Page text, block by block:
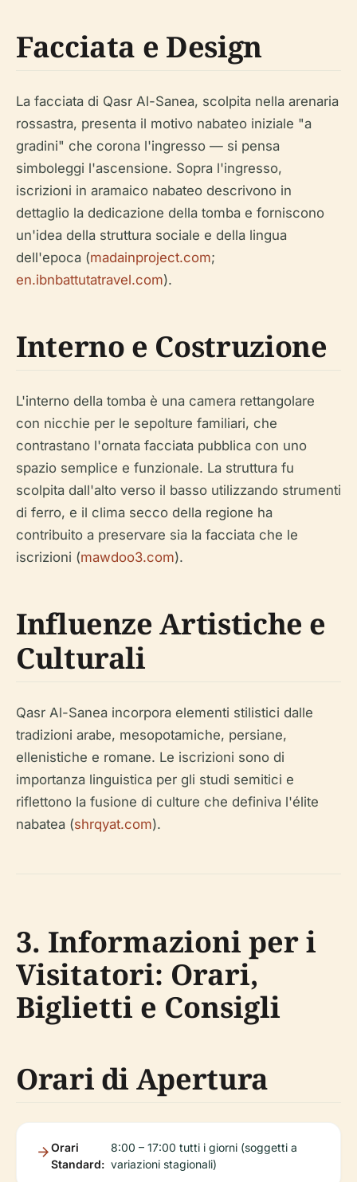
Facciata e Design
La facciata di Qasr Al-Sanea, scolpita nella arenaria
rossastra, presenta il motivo nabateo iniziale "a
gradini" che corona l'ingresso — si pensa
simboleggi l'ascensione. Sopra l'ingresso,
iscrizioni in aramaico nabateo descrivono in
dettaglio la dedicazione della tomba e forniscono
un'idea della struttura sociale e della lingua
dell'epoca (madainproject.com;
en.ibnbattutatravel.com).
Interno e Costruzione
L'interno della tomba è una camera rettangolare
con nicchie per le sepolture familiari, che
contrastano l'ornata facciata pubblica con uno
spazio semplice e funzionale. La struttura fu
scolpita dall'alto verso il basso utilizzando strumenti
di ferro, e il clima secco della regione ha
contribuito a preservare sia la facciata che le
iscrizioni (mawdoo3.com).
Influenze Artistiche e
Culturali
Qasr Al-Sanea incorpora elementi stilistici dalle
tradizioni arabe, mesopotamiche, persiane,
ellenistiche e romane. Le iscrizioni sono di
importanza linguistica per gli studi semitici e
riflettono la fusione di culture che definiva l'élite
nabatea (shrqyat.com).
3. Informazioni per i
Visitatori: Orari,
Biglietti e Consigli
Orari di Apertura
Orari
Standard:
8:00 – 17:00 tutti i giorni (soggetti a
variazioni stagionali)